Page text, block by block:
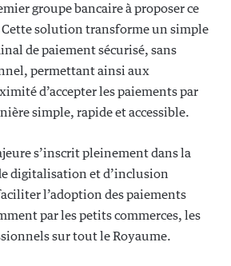
groupe bancaire à proposer ce
solution transforme un simple
de paiement sécurisé, sans
permettant ainsi aux
d’accepter les paiements par
simple, rapide et accessible.
s’inscrit pleinement dans la
digitalisation et d’inclusion
l’adoption des paiements
par les petits commerces, les
sur tout le Royaume.